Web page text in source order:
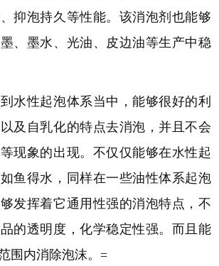
抑泡持久等性能。该消泡剂也能够
、墨水、光油、皮边油等生产中稳
水性起泡体系当中，能够很好的利
及自乳化的特点去消泡，并且不会
现象的出现。不仅仅能够在水性起
鱼得水，同样在一些油性体系起泡
发挥着它通用性强的消泡特点，不
的透明度，化学稳定性强。而且能
围内消除泡沫。=